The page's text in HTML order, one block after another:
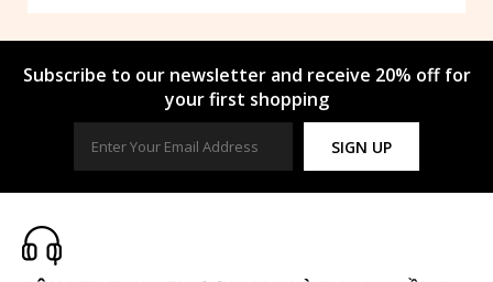
Subscribe to our newsletter and receive 20% off for
your first shopping
SIGN UP